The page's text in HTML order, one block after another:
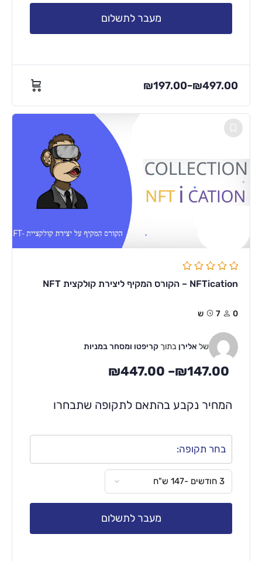
מעבר לתשלום
₪197.00–₪497.00
NFTication – הקורס המקיף ליצירת קולקצית NFT
0 7ש
של אלירן בתוך קריפטו ומסחר במניות
₪147.00
–
₪447.00
המחיר נקבע בהתאם לתקופה שתבחרו
בחר תקופה:
מעבר לתשלום